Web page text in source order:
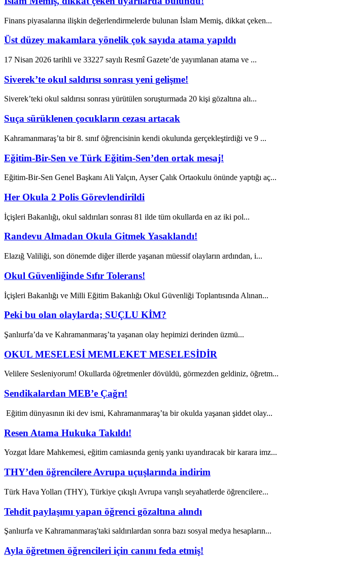
Finans piyasalarına ilişkin değerlendirmelerde bulunan İslam Memiş, dikkat çeken...
Üst düzey makamlara yönelik çok sayıda atama yapıldı
17 Nisan 2026 tarihli ve 33227 sayılı Resmî Gazete’de yayımlanan atama ve ...
Siverek’te okul saldırısı sonrası yeni gelişme!
Siverek’teki okul saldırısı sonrası yürütülen soruşturmada 20 kişi gözaltına alı...
Suça sürüklenen çocukların cezası artacak
Kahramanmaraş’ta bir 8. sınıf öğrencisinin kendi okulunda gerçekleştirdiği ve 9 ...
Eğitim-Bir-Sen ve Türk Eğitim-Sen’den ortak mesaj!
Eğitim-Bir-Sen Genel Başkanı Ali Yalçın, Ayser Çalık Ortaokulu önünde yaptığı aç...
Her Okula 2 Polis Görevlendirildi
İçişleri Bakanlığı, okul saldırıları sonrası 81 ilde tüm okullarda en az iki pol...
Randevu Almadan Okula Gitmek Yasaklandı!
Elazığ Valiliği, son dönemde diğer illerde yaşanan müessif olayların ardından, i...
Okul Güvenliğinde Sıfır Tolerans!
İçişleri Bakanlığı ve Milli Eğitim Bakanlığı Okul Güvenliği Toplantısında Alınan...
Peki bu olan olaylarda; SUÇLU KİM?
Şanlıurfa’da ve Kahramanmaraş’ta yaşanan olay hepimizi derinden üzmü...
OKUL MESELESİ MEMLEKET MESELESİDİR
Velilere Sesleniyorum! Okullarda öğretmenler dövüldü, görmezden geldiniz, öğretm...
Sendikalardan MEB’e Çağrı!
Eğitim dünyasının iki dev ismi, Kahramanmaraş’ta bir okulda yaşanan şiddet olay...
Resen Atama Hukuka Takıldı!
Yozgat İdare Mahkemesi, eğitim camiasında geniş yankı uyandıracak bir karara imz...
THY’den öğrencilere Avrupa uçuşlarında indirim
Türk Hava Yolları (THY), Türkiye çıkışlı Avrupa varışlı seyahatlerde öğrencilere...
Tehdit paylaşımı yapan öğrenci gözaltına alındı
Şanlıurfa ve Kahramanmaraş'taki saldırılardan sonra bazı sosyal medya hesapların...
Ayla öğretmen öğrencileri için canını feda etmiş!